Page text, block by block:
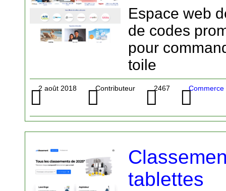
Espace web
de codes
pour
toile
2 août 2018 Contributeur 2467 Commerce
tablettes